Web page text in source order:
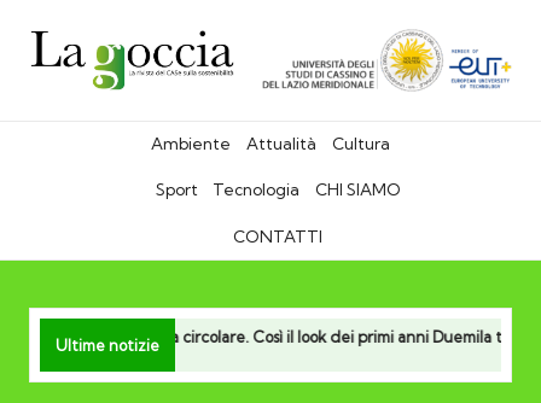
L
c
i
rivista
Ambiente Attualità Cultura
Sport Tecnologia CHI SIAMO
CONTATTI
Ultime notizie
la moda circolare. Così il look dei primi anni Duemila torna a vivere